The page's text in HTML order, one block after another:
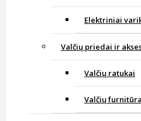
Elektriniai
Valčių priedai ir
Valčių ratukai
Valčių